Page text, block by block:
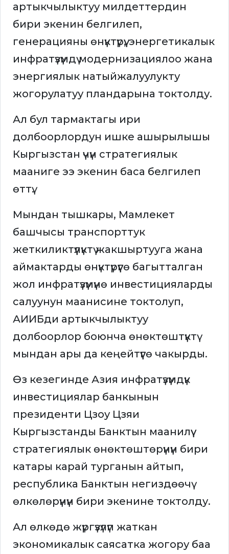
артыкчылыктуу милдеттердин
бири экенин белгилеп,
генерацияны өнүктүрүү, энергетикалык
инфратүзүмдү модернизациялоо жана
энергиялык натыйжалуулукту
жогорулатуу пландарына токтолду.
Ал бул тармактагы ири
долбоорлордун ишке ашырылышы
Кыргызстан үчүн стратегиялык
мааниге ээ экенин баса белгилеп
өттү.
Мындан тышкары, Мамлекет
башчысы транспорттук
жеткиликтүүлүктү жакшыртууга жана
аймактарды өнүктүрүүгө багытталган
жол инфратүзүмүнө инвестицияларды
салуунун маанисине токтолуп,
АИИБди артыкчылыктуу
долбоорлор боюнча өнөктөштүктү
мындан ары да кеңейтүүгө чакырды.
Өз кезегинде Азия инфратүзүмдүк
инвестициялар банкынын
президенти Цзоу Цзяи
Кыргызстанды Банктын маанилүү
стратегиялык өнөктөштөрүнүн бири
катары карай турганын айтып,
республика Банктын негиздөөчү
өлкөлөрүнүн бири экенине токтолду.
Ал өлкөдө жүргүзүлүп жаткан
экономикалык саясатка жогору баа